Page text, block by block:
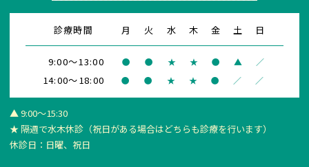
診療時間 月 火 水 木 金 土 日
9:00～13:00 ● ● ★ ★ ● ▲ ／
14:00～18:00 ● ● ★ ★ ● ／ ／
▲ 9:00～15:30
★ 隔週で水木休診 （祝日がある場合はどちらも診療を行います）
休診日：日曜、祝日